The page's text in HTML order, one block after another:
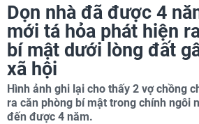
Dọn nhà đã được 4
mới tá hỏa phát hiện
bí mật dưới lòng đất
xã hội
Hình ảnh ghi lại cho thấy 2 vợ chồng
ra căn phòng bí mật trong chính ngôi
đến được 4 năm.